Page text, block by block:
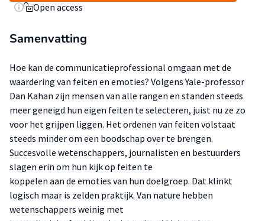
Open access
Samenvatting
Hoe kan de communicatieprofessional omgaan met de
waardering van feiten en emoties? Volgens Yale-professor
Dan Kahan zijn mensen van alle rangen en standen steeds
meer geneigd hun eigen feiten te selecteren, juist nu ze zo
voor het grijpen liggen. Het ordenen van feiten volstaat
steeds minder om een boodschap over te brengen.
Succesvolle wetenschappers, journalisten en bestuurders
slagen erin om hun kijk op feiten te
koppelen aan de emoties van hun doelgroep. Dat klinkt
logisch maar is zelden praktijk. Van nature hebben
wetenschappers weinig met